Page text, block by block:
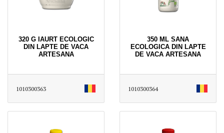
320 G IAURT ECOLOGIC
DIN LAPTE DE VACA
ARTESANA
1010300363
350 ML SANA
ECOLOGICA DIN LAPTE
DE VACA ARTESANA
1010300364